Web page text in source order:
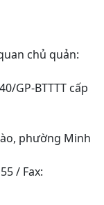
chủ quản:
GP-BTTTT cấp
phường Minh
/ Fax: